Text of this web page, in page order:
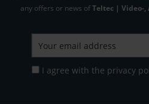
any offers or news ofTeltec | Video-,
I agree with the privacy